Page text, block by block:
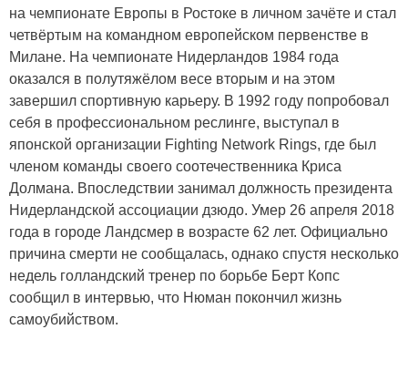
на чемпионате Европы в Ростоке в личном зачёте и стал
четвёртым на командном европейском первенстве в
Милане. На чемпионате Нидерландов 1984 года
оказался в полутяжёлом весе вторым и на этом
завершил спортивную карьеру. В 1992 году попробовал
себя в профессиональном реслинге, выступал в
японской организации Fighting Network Rings, где был
членом команды своего соотечественника Криса
Долмана. Впоследствии занимал должность президента
Нидерландской ассоциации дзюдо. Умер 26 апреля 2018
года в городе Ландсмер в возрасте 62 лет. Официально
причина смерти не сообщалась, однако спустя несколько
недель голландский тренер по борьбе Берт Копс
сообщил в интервью, что Нюман покончил жизнь
самоубийством.